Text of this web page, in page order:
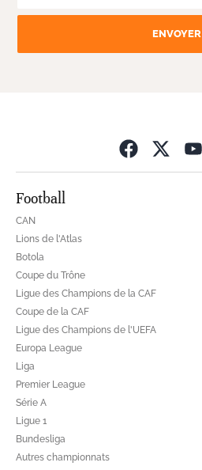
ENVOYER
Football
CAN
Lions de l'Atlas
Botola
Coupe du Trône
Ligue des Champions de la CAF
Coupe de la CAF
Ligue des Champions de l'UEFA
Europa League
Liga
Premier League
Série A
Ligue 1
Bundesliga
Autres championnats